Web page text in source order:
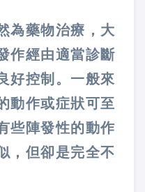
為藥物治療，大
作經由適當診斷
好控制。一般來
動作或症狀可至
些陣發性的動作
，但卻是完全不